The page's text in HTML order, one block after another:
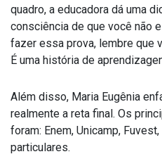
quadro, a educadora dá uma
consciência de que você não
fazer essa prova, lembre que
É uma história de
Além disso, Maria Eugênia
realmente a reta final. Os
foram: Enem, Unicamp,
particulares.